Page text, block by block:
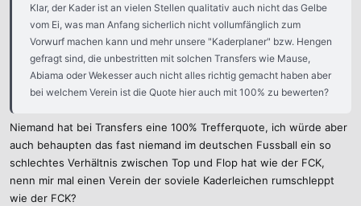
Klar, der Kader ist an vielen Stellen qualitativ auch nicht das Gelbe
vom Ei, was man Anfang sicherlich nicht vollumfänglich zum
Vorwurf machen kann und mehr unsere "Kaderplaner" bzw. Hengen
gefragt sind, die unbestritten mit solchen Transfers wie Mause,
Abiama oder Wekesser auch nicht alles richtig gemacht haben aber
bei welchem Verein ist die Quote hier auch mit 100% zu bewerten?
Niemand hat bei Transfers eine 100% Trefferquote, ich würde aber
auch behaupten das fast niemand im deutschen Fussball ein so
schlechtes Verhältnis zwischen Top und Flop hat wie der FCK,
nenn mir mal einen Verein der soviele Kaderleichen rumschleppt
wie der FCK?